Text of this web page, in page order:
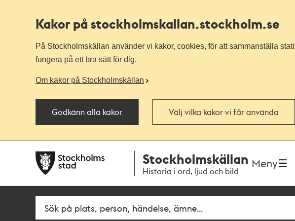
Kakor på stockholmskallan.stockholm.se
På Stockholmskällan använder vi kakor, cookies, för att sammanställa
fungera på ett bra sätt för dig.
Om kakor på Stockholmskällan
Godkänn alla kakor Välj vilka kakor vi får använda
navigationen
huvudinnehållet
Stockholmskällan
Historia i ord, ljud och bild
Meny
Fritextsök